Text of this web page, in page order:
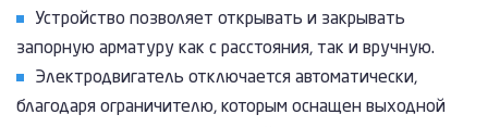
Устройство позволяет открывать и закрывать
запорную арматуру как с расстояния, так и вручную.
Электродвигатель отключается автоматически,
благодаря ограничителю, которым оснащен выходной